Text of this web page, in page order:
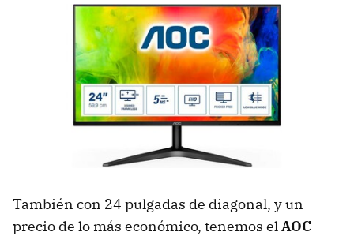
También con 24 pulgadas de diagonal, y un
precio de lo más económico, tenemos elAOC